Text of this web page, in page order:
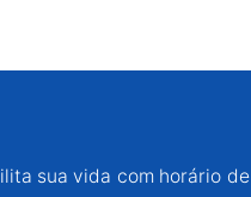
sua vida com horário